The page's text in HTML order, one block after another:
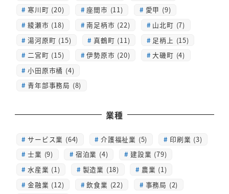
寒川町 (20)
座間市 (11)
愛甲 (9)
綾瀬市 (18)
南足柄市 (22)
山北町 (7)
湯河原町 (15)
真鶴町 (11)
足柄上 (15)
二宮町 (15)
伊勢原市 (20)
大磯町 (4)
小田原市橘 (4)
青年部事務局 (8)
業種
サービス業 (64) 介護福祉業 (5)
印刷業 (3)
士業 (9)
宿泊業 (4)
建設業 (79)
水産業 (1)
製造業 (18)
農業 (1)
金融業 (12)
飲食業 (22)
事務局 (2)